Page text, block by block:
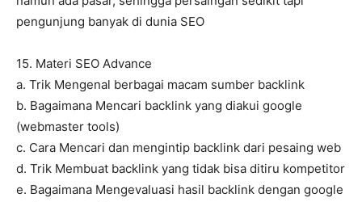
pengunjung banyak di dunia SEO
15. Materi SEO Advance
a. Trik Mengenal berbagai macam sumber backlink
b. Bagaimana Mencari backlink yang diakui google
(webmaster tools)
c. Cara Mencari dan mengintip backlink dari pesaing web
d. Trik Membuat backlink yang tidak bisa ditiru kompetitor
e. Bagaimana Mengevaluasi hasil backlink dengan google